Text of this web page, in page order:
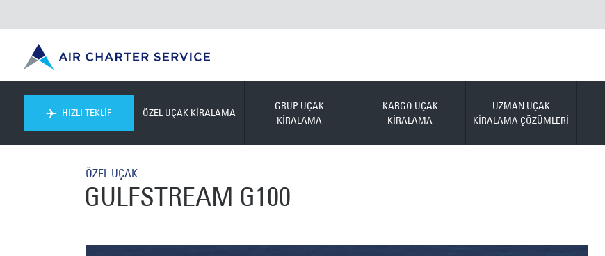
HIZLI TEKLİF ÖZEL UÇAK KİRALAMA
GRUP UÇAK
KİRALAMA
KARGO UÇAK
KİRALAMA
UZMAN UÇAK
KİRALAMA ÇÖZÜMLERİ
ÖZEL UÇAK
GULFSTREAM G100